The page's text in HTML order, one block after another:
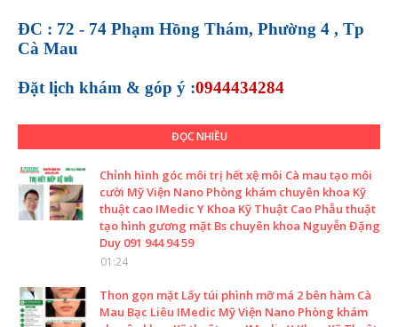
ĐC : 72 - 74 Phạm Hồng Thám, Phường 4 , Tp
Cà Mau
Đặt lịch khám & góp ý :0944434284
ĐỌC NHIỀU
Chỉnh hình góc môi trị hết xệ môi Cà mau tạo môi
cười Mỹ Viện Nano Phòng khám chuyên khoa Kỹ
thuật cao IMedic Y Khoa Kỹ Thuật Cao Phẫu thuật
tạo hình gương mặt Bs chuyên khoa Nguyễn Đặng
Duy 091 944 94 59
01:24
Thon gọn mặt Lấy túi phình mỡ má 2 bên hàm Cà
Mau Bạc Liêu IMedic Mỹ Viện Nano Phòng khám